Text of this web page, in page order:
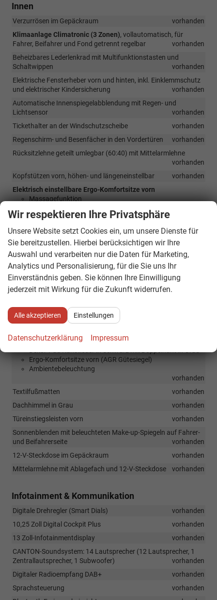
Innen
Verzurrösen im Gepäckraum
vorhanden
Klimaanlage Climatronic (3 Zonen), vollautomatisch, für
Fahrer, Beifahrer und Fond getrennt regelbar
vorhanden
Beheizbares Lederlenkrad mit Multifunktionstasten und
Schaltwippen
vorhanden
Elektrische Fensterheber vorn und hinten, inkl. Einklemmschutz
und elektrischer Kindersicherung
vorhanden
Automatische Innenspiegelabblendung mit Regen- und
Lichtsensor
vorhanden
Tickethalter an der Windschutzscheibe
vorhanden
Regenschirm- und Besenfächer in den Vordertüren
vorhanden
Rücksitzlehne geteilt umlegbar (60:40) mit Mittelarmlehne
vorhanden
Kopfstützen vorn, höhen- und längeneinstellbar
vorhanden
Elektrisch einstellbare Ergo-Komfortsitze vorn
Massagefunktion
Memory-Funktion
Einstellbare Lendenwirbelstützen
vorhanden
Lehnenfernentriegelung der Rücksitzlehnen im Gepäckraum
vorhanden
Ambientebeleuchtung Plus (Armaturentafel, Dekorleisten vorn
und hinten und Fußraum mit auswählbarem Farbklima) im
Innenraum sowie LED-Sicherheitswarnleuchten in den Türen
Design Selection L&K Suite Schwarz
Leder-Kunstleder in Schwarz mit L&K-Logo auf der
Dekor-Einlagen Kida
Ergo-Komfortsitze vorn (AGR Gütesiegel)
Ambientebeleuchtung
vorhanden
Textilfußmatten
vorhanden
Dachhimmel in Grau
vorhanden
Türeinstiegsleisten vorn
vorhanden
Sonnenblenden mit beleuchteten Make-up-Spiegeln auf Fahrer-
und Beifahrerseite
vorhanden
12-V-Steckdose im Gepäckraum
vorhanden
Mittelarmlehne mit Ablagefach und 12-V-Steckdose
vorhanden
Infotainment & Kommunikation
Digitale Drehregler (Smart Dials)
vorhanden
10,25 Zoll Digital Cockpit Plus
vorhanden
13 Zoll-Infotainmentdisplay
vorhanden
CANTON-Soundsystem: 14 Lautsprecher (12 Lautsprecher, 1
Zentrallautsprecher, 1 Subwoofer)
vorhanden
Digitaler Radioempfang DAB+
vorhanden
Sprachsteuerung
vorhanden
Wir respektieren Ihre Privatsphäre
Unsere Website setzt Cookies ein, um unsere Dienste für
Sie bereitzustellen. Hierbei berücksichtigen wir Ihre
Auswahl und verarbeiten nur die Daten für Marketing,
Analytics und Personalisierung, für die Sie uns Ihr
Einverständnis geben. Sie können Ihre Einwilligung
jederzeit mit Wirkung für die Zukunft widerrufen.
Alle akzeptieren Einstellungen
Datenschutzerklärung Impressum